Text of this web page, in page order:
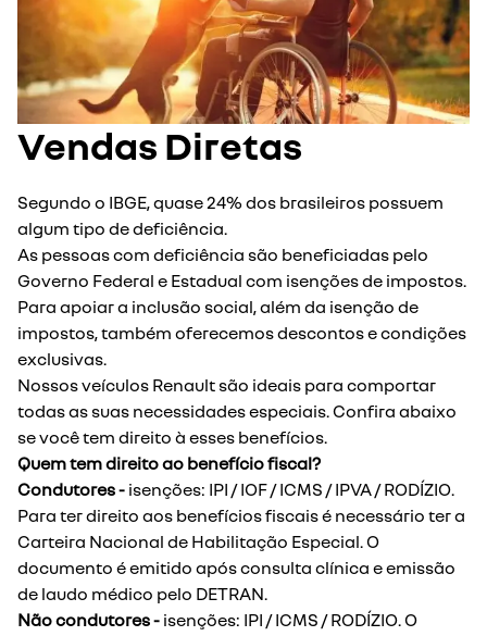
Vendas Diretas
Segundo o IBGE, quase 24% dos brasileiros possuem
algum tipo de deficiência.
As pessoas com deficiência são beneficiadas pelo
Governo Federal e Estadual com isenções de impostos.
Para apoiar a inclusão social, além da isenção de
impostos, também oferecemos descontos e condições
exclusivas.
Nossos veículos Renault são ideais para comportar
todas as suas necessidades especiais. Confira abaixo
se você tem direito à esses benefícios.
Quem tem direito ao benefício fiscal?
Condutores - isenções: IPI / IOF / ICMS / IPVA / RODÍZIO.
Para ter direito aos benefícios fiscais é necessário ter a
Carteira Nacional de Habilitação Especial. O
documento é emitido após consulta clínica e emissão
de laudo médico pelo DETRAN.
Não condutores - isenções: IPI / ICMS / RODÍZIO. O